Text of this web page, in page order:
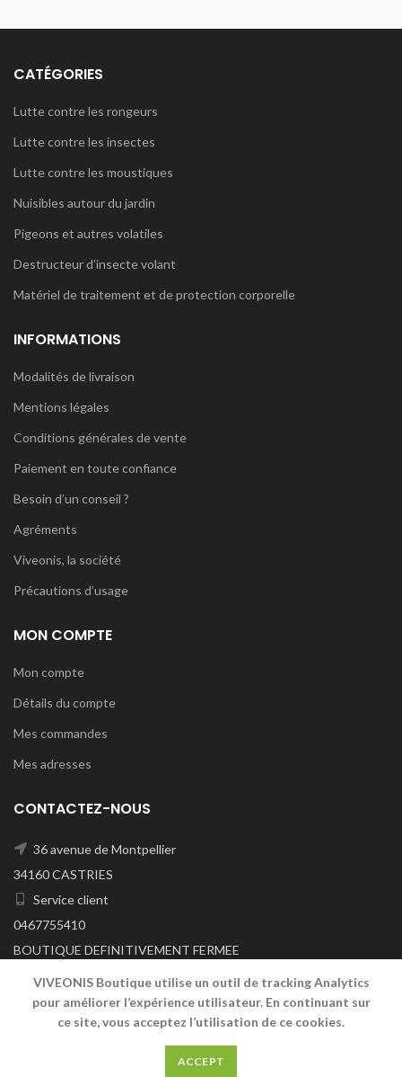
CATÉGORIES
Lutte contre les rongeurs
Lutte contre les insectes
Lutte contre les moustiques
Nuisibles autour du jardin
Pigeons et autres volatiles
Destructeur d’insecte volant
Matériel de traitement et de protection corporelle
INFORMATIONS
Modalités de livraison
Mentions légales
Conditions générales de vente
Paiement en toute confiance
Besoin d’un conseil ?
Agréments
Viveonis, la société
Précautions d’usage
MON COMPTE
Mon compte
Détails du compte
Mes commandes
Mes adresses
CONTACTEZ-NOUS
36 avenue de Montpellier
34160 CASTRIES
Service client
0467755410
BOUTIQUE DEFINITIVEMENT FERMEE
A/C DU 29/06/2026
VIVEONIS Boutique utilise un outil de tracking Analytics
pour améliorer l’expérience utilisateur. En continuant sur
ce site, vous acceptez l’utilisation de ce cookies.
ACCEPT